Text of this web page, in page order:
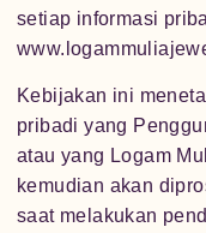
setiap informasi
Kebijakan ini
pribadi yang
atau yang Logam
kemudian akan
saat melakukan